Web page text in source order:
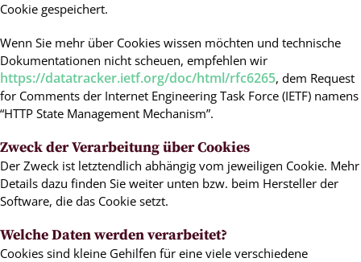
Cookie gespeichert.
Wenn Sie mehr über Cookies wissen möchten und technische
Dokumentationen nicht scheuen, empfehlen wir
https://datatracker.ietf.org/doc/html/rfc6265, dem Request
for Comments der Internet Engineering Task Force (IETF) namens
“HTTP State Management Mechanism”.
Zweck der Verarbeitung über Cookies
Der Zweck ist letztendlich abhängig vom jeweiligen Cookie. Mehr
Details dazu finden Sie weiter unten bzw. beim Hersteller der
Software, die das Cookie setzt.
Welche Daten werden verarbeitet?
Cookies sind kleine Gehilfen für eine viele verschiedene